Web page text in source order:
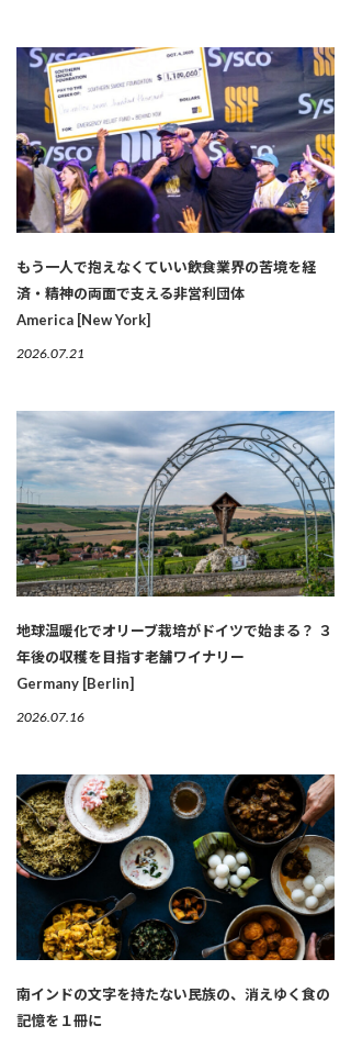
もう一人で抱えなくていい――飲食業界の苦境を経
済・精神の両面で支える非営利団体
America [New York]
2026.07.21
地球温暖化でオリーブ栽培がドイツで始まる？ ３
年後の収穫を目指す老舗ワイナリー
Germany [Berlin]
2026.07.16
南インドの文字を持たない民族の、消えゆく食の
記憶を１冊に